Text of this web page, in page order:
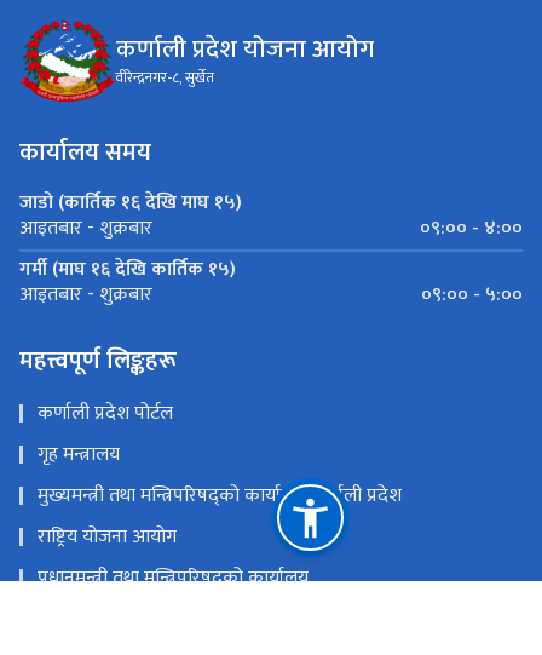
कर्णाली प्रदेश योजना आयोग
वीरेन्द्रनगर-८, सुर्खेत
कार्यालय समय
जाडो (कार्तिक १६ देखि माघ १५)
आइतबार - शुक्रबार
०९:०० - ४:००
गर्मी (माघ १६ देखि कार्तिक १५)
आइतबार - शुक्रबार ०९:०० - ५:००
महत्त्वपूर्ण लिङ्कहरू
कर्णाली प्रदेश पोर्टल
गृह मन्त्रालय
मुख्यमन्त्री तथा मन्त्रिपरिषद्को कार्यालय,कर्णाली प्रदेश
राष्ट्रिय योजना आयोग
प्रधानमन्त्री तथा मन्त्रिपरिषद्को कार्यालय